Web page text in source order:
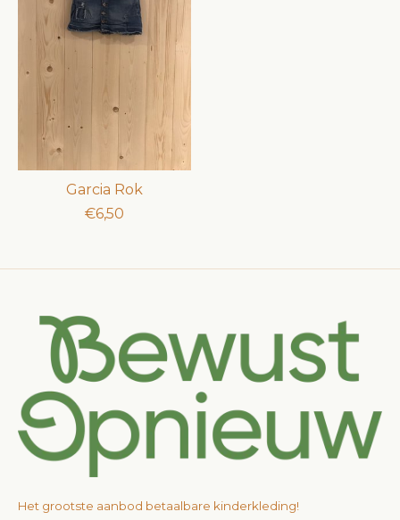
Garcia Rok
€6,50
Het grootste aanbod betaalbare kinderkleding!